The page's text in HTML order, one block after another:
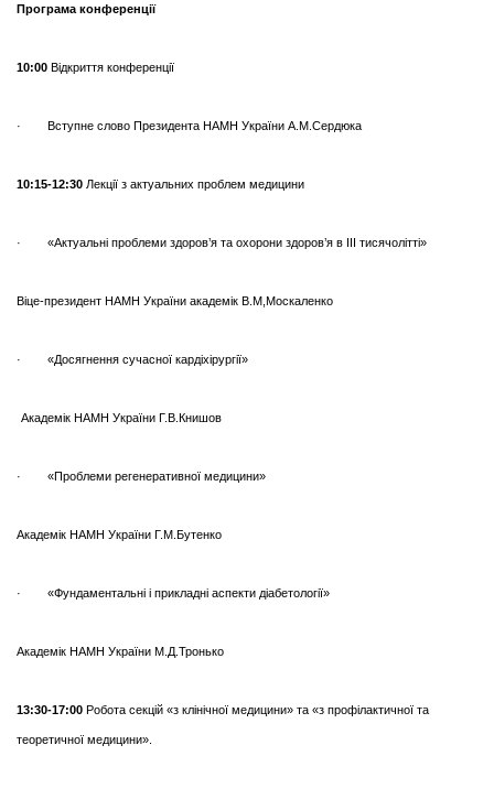
Програма конференції
10:00 Відкриття конференції
· Вступне слово Президента НАМН України А.М.Сердюка
10:15-12:30 Лекції з актуальних проблем медицини
· «Актуальні проблеми здоров’я та охорони здоров’я в ІІІ тисячолітті»
Віце-президент НАМН України академік В.М,Москаленко
· «Досягнення сучасної кардіхірургії»
Академік НАМН України Г.В.Книшов
· «Проблеми регенеративної медицини»
Академік НАМН України Г.М.Бутенко
· «Фундаментальні і прикладні аспекти діабетології»
Академік НАМН України М.Д.Тронько
13:30-17:00 Робота секцій «з клінічної медицини» та «з профілактичної та
теоретичної медицини».